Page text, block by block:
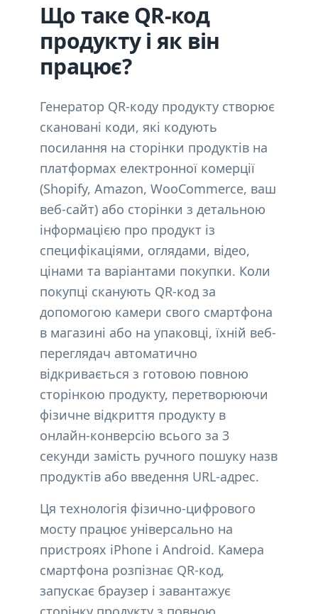
Що таке QR-код
продукту і як він
працює?
Генератор QR-коду продукту створює
скановані коди, які кодують
посилання на сторінки продуктів на
платформах електронної комерції
(Shopify, Amazon, WooCommerce, ваш
веб-сайт) або сторінки з детальною
інформацією про продукт із
специфікаціями, оглядами, відео,
цінами та варіантами покупки. Коли
покупці сканують QR-код за
допомогою камери свого смартфона
в магазині або на упаковці, їхній веб-
переглядач автоматично
відкривається з готовою повною
сторінкою продукту, перетворюючи
фізичне відкриття продукту в
онлайн-конверсію всього за 3
секунди замість ручного пошуку назв
продуктів або введення URL-адрес.
Ця технологія фізично-цифрового
мосту працює універсально на
пристроях iPhone і Android. Камера
смартфона розпізнає QR-код,
запускає браузер і завантажує